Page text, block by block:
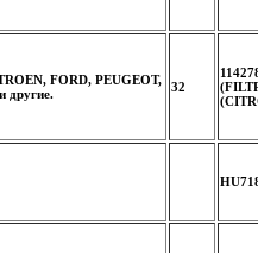
FORD, PEUGEOT,
другие.
32